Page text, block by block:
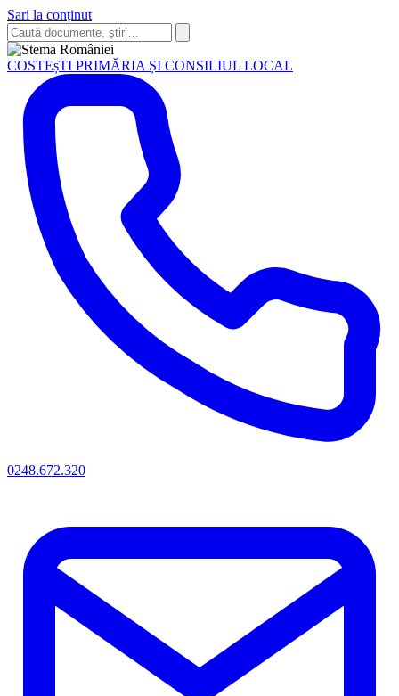
Sari la conținut
Caută
în
site
Caută
COSTEșTI PRIMĂRIA ȘI CONSILIUL LOCAL
0248.672.320